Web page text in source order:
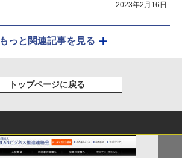
2023年2月16日
もっと関連記事を見る
トップページに戻る